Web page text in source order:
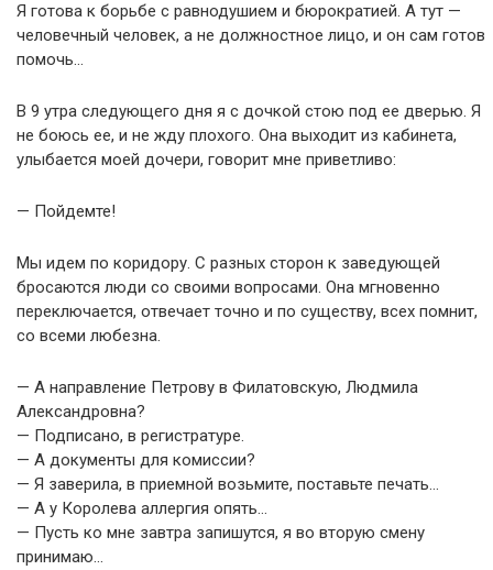
Я готова к борьбе с равнодушием и бюрократией. А тут —
человечный человек, а не должностное лицо, и он сам готов
помочь…
В 9 утра следующего дня я с дочкой стою под ее дверью. Я
не боюсь ее, и не жду плохого. Она выходит из кабинета,
улыбается моей дочери, говорит мне приветливо:
— Пойдемте!
Мы идем по коридору. С разных сторон к заведующей
бросаются люди со своими вопросами. Она мгновенно
переключается, отвечает точно и по существу, всех помнит,
со всеми любезна.
— А направление Петрову в Филатовскую, Людмила
Александровна?
— Подписано, в регистратуре.
— А документы для комиссии?
— Я заверила, в приемной возьмите, поставьте печать…
— А у Королева аллергия опять…
— Пусть ко мне завтра запишутся, я во вторую смену
принимаю…